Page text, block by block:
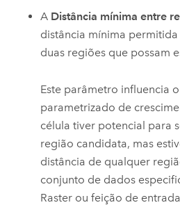
A Distância mínima entre
distância mínima
duas regiões que possam
Este parâmetro influencia
parametrizado de
célula tiver potencial para
região candidata, mas
distância de qualquer
conjunto de dados
Raster ou feição de